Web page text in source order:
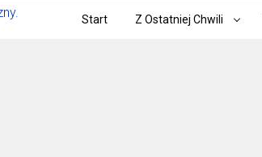
Start Z Ostatniej Chwili